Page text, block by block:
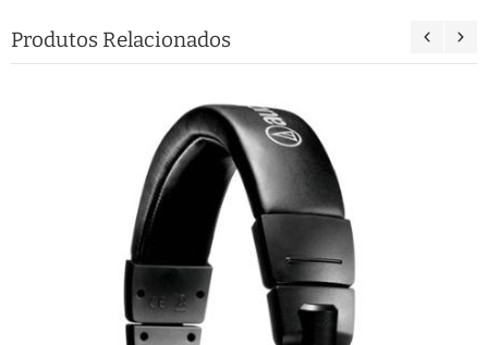
Produtos Relacionados